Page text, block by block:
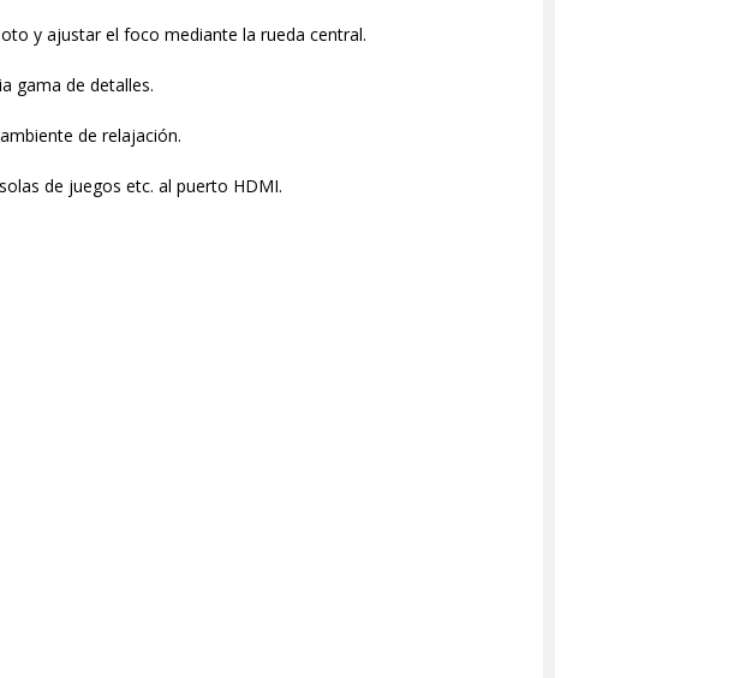
y ajustar el foco mediante la rueda central.
gama de detalles.
de relajación.
de juegos etc. al puerto HDMI.